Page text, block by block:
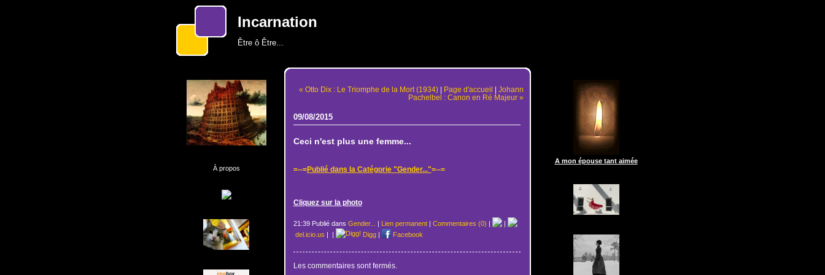
Incarnation
Être ô Être...
À propos
A mon épouse tant aimée
« Otto Dix : Le Triomphe de la Mort (1934)| Page d'accueil | Johann
Pachelbel : Canon en Ré Majeur »
09/08/2015
Ceci n'est plus une femme...
=--=Publié dans la Catégorie "Gender..."=--=
Cliquez sur la photo
21:39 Publié dans Gender... | Lien permanent| Commentaires (0) |
|
del.icio.us | | Digg| Facebook
Les commentaires sont fermés.